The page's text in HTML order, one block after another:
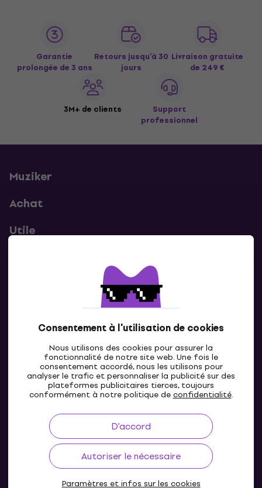
Consentement à l'utilisation de cookies
Nous utilisons des cookies pour assurer la
fonctionnalité de notre site web. Une fois le
consentement accordé, nous les utilisons pour
analyser le trafic et personnaliser la publicité sur des
plateformes publicitaires tierces, toujours
conformément à notre politique deconfidentialité.
D'accord
Autoriser le nécessaire
Paramètres et infos sur les cookies
Garantie
prolongée de 3 ans
Retours jusqu’à 30
jours
Livraison gratuite
de 249 €
3M+ de clients
Support
professionnel
Muziker
Achat
Utile
Contacts
Contacte nous
FR